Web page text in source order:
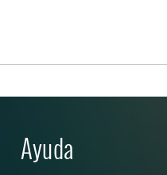
Ayuda